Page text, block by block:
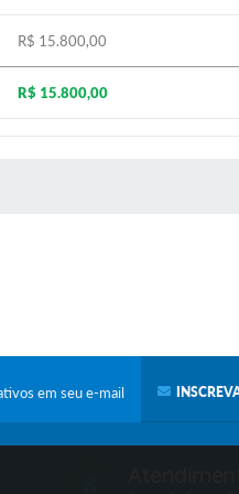
R$ 15.800,00
R$ 15.800,00
em seu e-mail